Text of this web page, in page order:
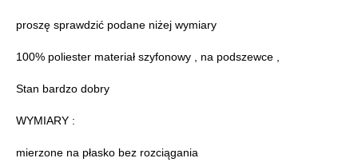
proszę sprawdzić podane niżej wymiary
100% poliester materiał szyfonowy , na podszewce ,
Stan bardzo dobry
WYMIARY :
mierzone na płasko bez rozciągania